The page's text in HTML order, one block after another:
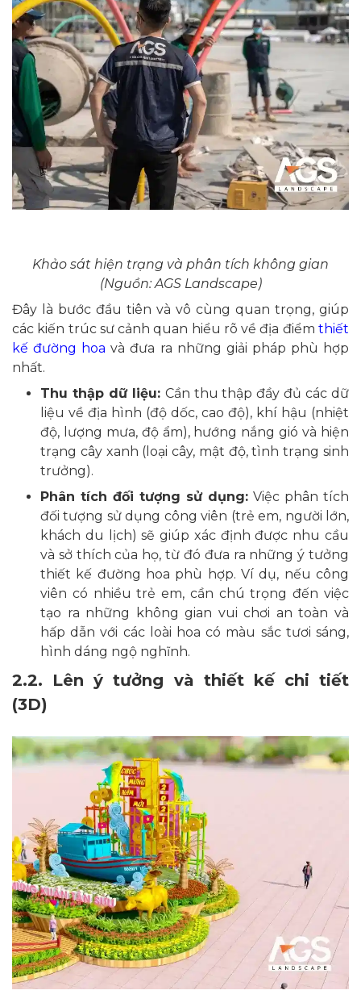
Khảo sát hiện trạng và phân tích không gian
(Nguồn: AGS Landscape)
Đây là bước đầu tiên và vô cùng quan trọng, giúp
các kiến trúc sư cảnh quan hiểu rõ về địa điểm thiết
kế đường hoa và đưa ra những giải pháp phù hợp
nhất.
Thu thập dữ liệu: Cần thu thập đầy đủ các dữ
liệu về địa hình (độ dốc, cao độ), khí hậu (nhiệt
độ, lượng mưa, độ ẩm), hướng nắng gió và hiện
trạng cây xanh (loại cây, mật độ, tình trạng sinh
trưởng).
Phân tích đối tượng sử dụng: Việc phân tích
đối tượng sử dụng công viên (trẻ em, người lớn,
khách du lịch) sẽ giúp xác định được nhu cầu
và sở thích của họ, từ đó đưa ra những ý tưởng
thiết kế đường hoa phù hợp. Ví dụ, nếu công
viên có nhiều trẻ em, cần chú trọng đến việc
tạo ra những không gian vui chơi an toàn và
hấp dẫn với các loài hoa có màu sắc tươi sáng,
hình dáng ngộ nghĩnh.
2.2. Lên ý tưởng và thiết kế chi tiết
(3D)